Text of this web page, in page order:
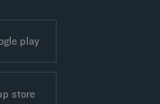
play
store